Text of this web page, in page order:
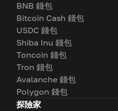
BNB 錢包
Bitcoin Cash 錢包
USDC 錢包
Shiba Inu 錢包
Toncoin 錢包
Tron 錢包
Avalanche 錢包
Polygon 錢包
探險家